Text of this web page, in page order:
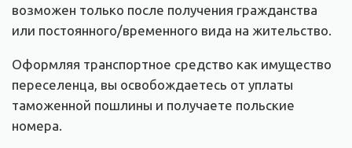
возможен только после получения гражданства
или постоянного/временного вида на жительство.
Оформляя транспортное средство как имущество
переселенца, вы освобождаетесь от уплаты
таможенной пошлины и получаете польские
номера.